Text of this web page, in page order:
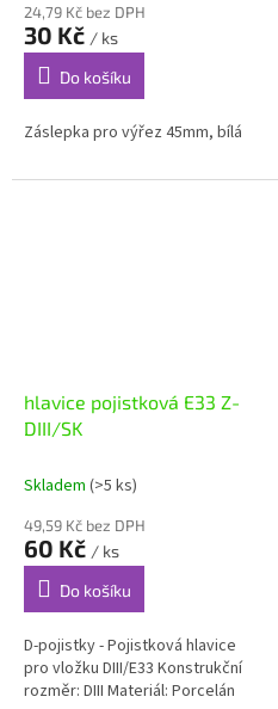
24,79 Kč bez DPH
30 Kč / ks
Do košíku
Záslepka pro výřez 45mm, bílá
hlavice pojistková E33 Z-
DIII/SK
Skladem (>5 ks)
49,59 Kč bez DPH
60 Kč / ks
Do košíku
D-pojistky - Pojistková hlavice
pro vložku DIII/E33 Konstrukční
rozměr: DIII Materiál: Porcelán